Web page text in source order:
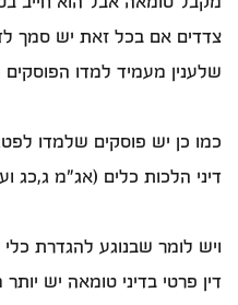
צדדים אם בכל זאת יש סמך
שלענין מעמיד למדו הפוסקים
כמו כן יש פוסקים שלמדו
דיני הלכות כלים (אג"מ ג,כג
ויש לומר שבנוגע להגדרת
דין פרטי בדיני טומאה יש